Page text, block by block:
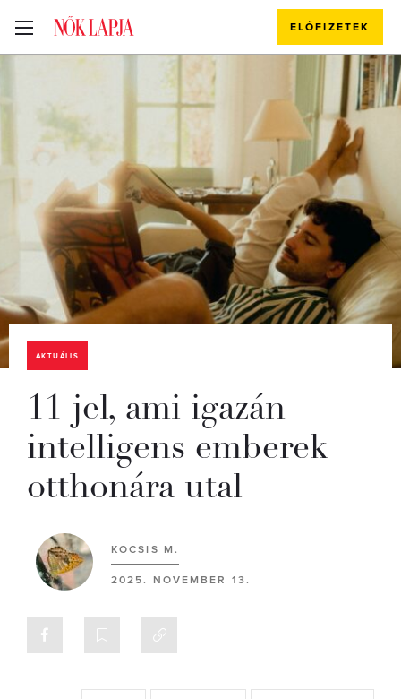
ELŐFIZETEK
AKTUÁLIS
11 jel, ami igazán
intelligens emberek
otthonára utal
KOCSIS M.
2025. NOVEMBER 13.